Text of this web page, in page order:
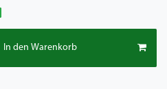
In den Warenkorb